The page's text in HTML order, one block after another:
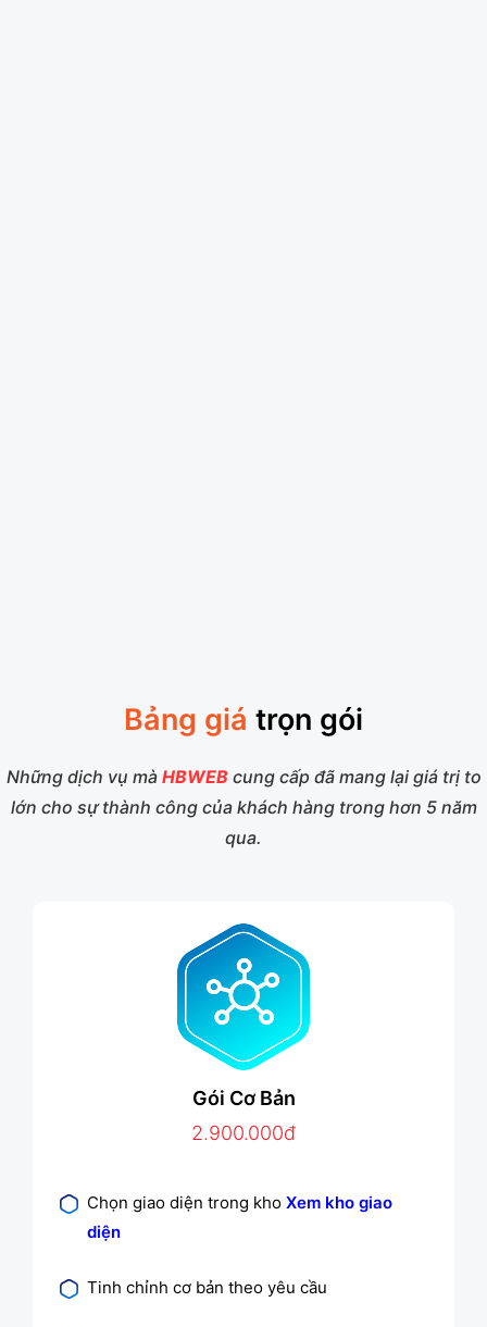
Bảng giá trọn gói
Những dịch vụ mà HBWEBcung cấp đã mang lại giá trị to
lớn cho sự thành công của khách hàng trong hơn 5 năm
qua.
Gói Cơ Bản
2.900.000đ
Chọn giao diện trong kho Xem kho giao
diện
Tinh chỉnh cơ bản theo yêu cầu